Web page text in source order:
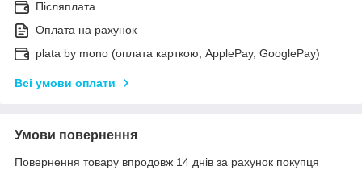
Післяплата
Оплата на рахунок
plata by mono (оплата карткою, ApplePay, GooglePay)
Всі умови оплати
Умови повернення
Повернення товару впродовж 14 днів за рахунок покупця